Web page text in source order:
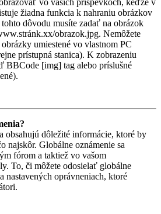
žiadna funkcia k nahraniu obrázkov
dôvodu musíte zadať na obrázok
obrazok.jpg. Nemôžete
umiestené vo vlastnom PC
prístupná stanica). K zobrazeniu
BBCode [img] tag alebo príslušné
obsahujú dôležité informácie, ktoré by
najskôr. Globálne oznámenie sa
fórom a taktiež vo vašom
To, či môžete odosielať globálne
nastavených oprávneniach, ktoré